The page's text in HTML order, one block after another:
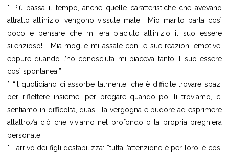
* Più passa il tempo, anche quelle caratteristiche che avevano
attratto all’inizio, vengono vissute male: “Mio marito parla così
poco e pensare che mi era piaciuto all’inizio il suo essere
silenzioso!” “Mia moglie mi assale con le sue reazioni emotive,
eppure quando l’ho conosciuta mi piaceva tanto il suo essere
così spontanea!”
* “Il quotidiano ci assorbe talmente, che è difficile trovare spazi
per riflettere insieme, per pregare…quando poi li troviamo, ci
sentiamo in difficoltà, quasi la vergogna e pudore ad esprimere
all’altro/a ciò che viviamo nel profondo o la propria preghiera
personale”.
* L’arrivo dei figli destabilizza: “tutta l’attenzione è per loro…è così